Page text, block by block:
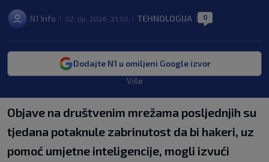
N1 Info 02. lip. 2026. 21:50 TEHNOLOGIJA 0
Dodajte N1 u omiljeni Google izvor
Više
Objave na društvenim mrežama posljednjih su
tjedana potaknule zabrinutost da bi hakeri, uz
pomoć umjetne inteligencije, mogli izvući